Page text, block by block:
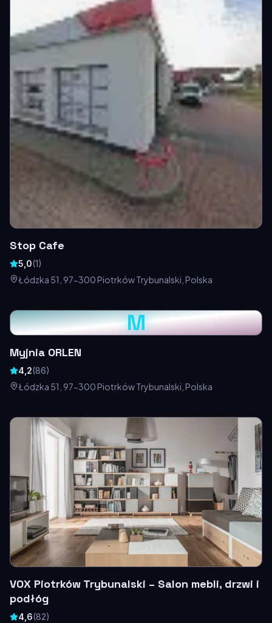
Stop Cafe
5,0(1)
Łódzka 51, 97-300 Piotrków Trybunalski, Polska
M
Myjnia ORLEN
4,2(86)
Łódzka 51, 97-300 Piotrków Trybunalski, Polska
VOX Piotrków Trybunalski – Salon mebli, drzwi i
podłóg
4,6(82)